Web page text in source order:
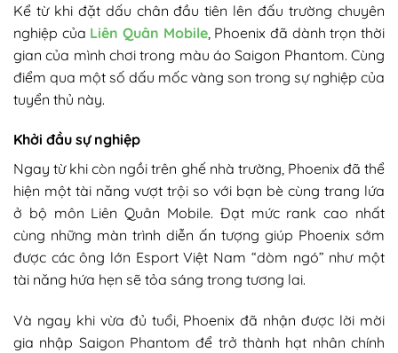
Kể từ khi đặt dấu chân đầu tiên lên đấu trường chuyên
nghiệp của Liên Quân Mobile, Phoenix đã dành trọn thời
gian của mình chơi trong màu áo Saigon Phantom. Cùng
điểm qua một số dấu mốc vàng son trong sự nghiệp của
tuyển thủ này.
Khởi đầu sự nghiệp
Ngay từ khi còn ngồi trên ghế nhà trường, Phoenix đã thể
hiện một tài năng vượt trội so với bạn bè cùng trang lứa
ở bộ môn Liên Quân Mobile. Đạt mức rank cao nhất
cùng những màn trình diễn ấn tượng giúp Phoenix sớm
được các ông lớn Esport Việt Nam “dòm ngó” như một
tài năng hứa hẹn sẽ tỏa sáng trong tương lai.
Và ngay khi vừa đủ tuổi, Phoenix đã nhận được lời mời
gia nhập Saigon Phantom để trở thành hạt nhân chính